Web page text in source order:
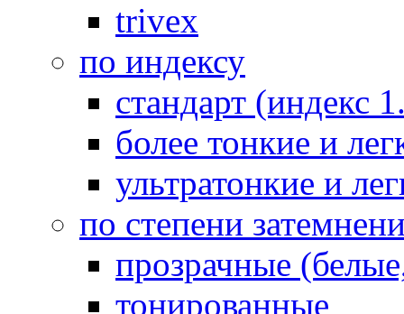
trivex
по индексу
стандарт (индекс
более тонкие и
ультратонкие и
по степени
прозрачные
тонированные